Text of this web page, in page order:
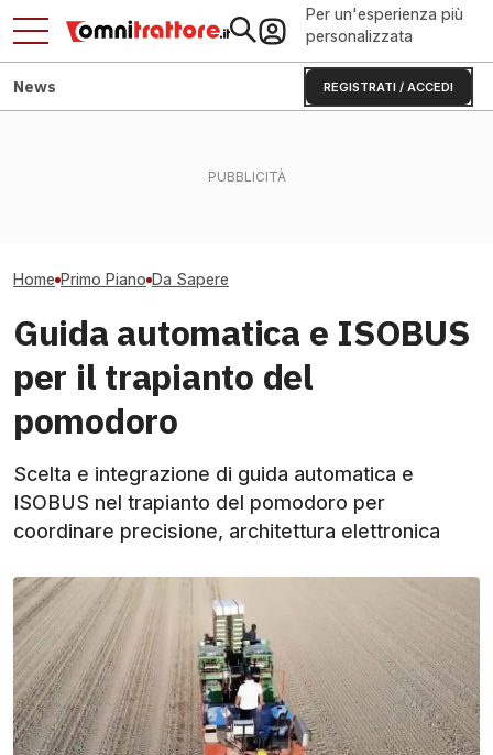
Per un'esperienza più
personalizzata
REGISTRATI / ACCEDI
News
Home Primo Piano Da Sapere
Guida automatica e ISOBUS
per il trapianto del
pomodoro
Scelta e integrazione di guida automatica e
ISOBUS nel trapianto del pomodoro per
coordinare precisione, architettura elettronica